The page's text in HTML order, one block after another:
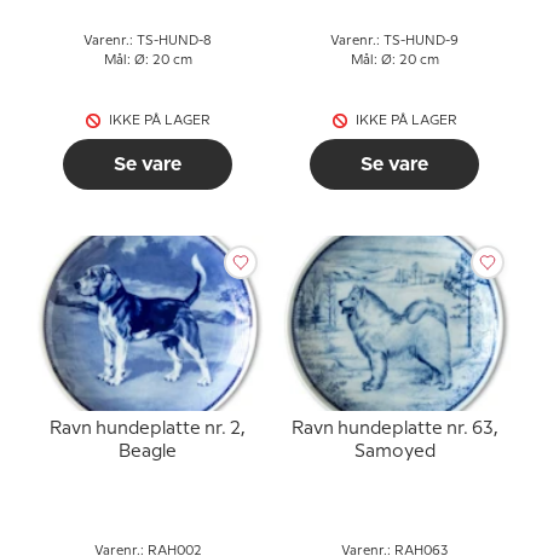
Varenr.: TS-HUND-8
Mål: Ø: 20 cm
IKKE PÅ LAGER
Se vare
Varenr.: TS-HUND-9
Mål: Ø: 20 cm
IKKE PÅ LAGER
Se vare
Ravn hundeplatte nr. 2,
Beagle
Varenr.: RAH002
Ravn hundeplatte nr. 63,
Samoyed
Varenr.: RAH063